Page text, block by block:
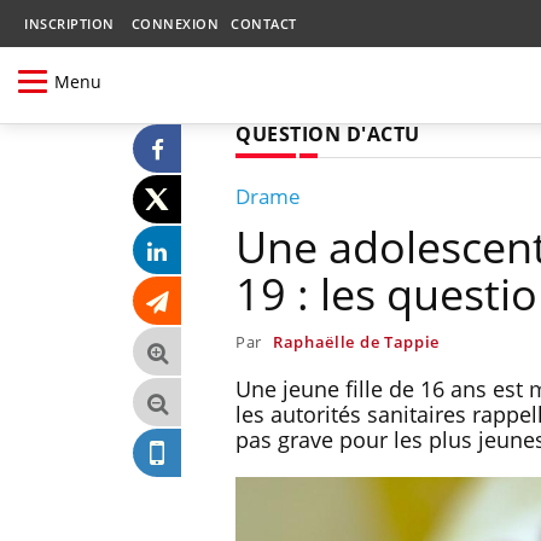
INSCRIPTION CONNEXION CONTACT
Menu
QUESTION D'ACTU
Drame
Une
19 : les
Par Raphaëlle de Tappie
Une jeune fille de 16 ans est
les autorités sanitaires
pas grave pour les plus